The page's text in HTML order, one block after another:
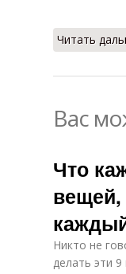
Читать
Вас
Что
вещей,
Никто не
делать эти